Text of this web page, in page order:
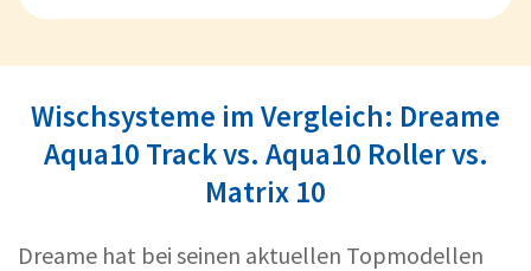
Wischsysteme im Vergleich: Dreame
Aqua10 Track vs. Aqua10 Roller vs.
Matrix 10
Dreame hat bei seinen aktuellen Topmodellen